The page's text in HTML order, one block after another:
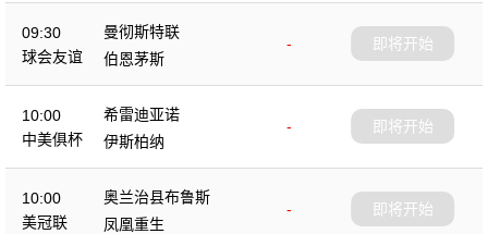
09:30
球会友谊
曼彻斯特联
-
伯恩茅斯
即将开始
10:00
中美俱杯
希雷迪亚诺
-
伊斯柏纳
即将开始
10:00
美冠联
奥兰治县布鲁斯
-
凤凰重生
即将开始